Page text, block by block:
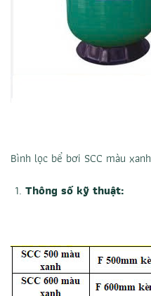
Bình lọc bể bơi SCC màu xanh
Thông số kỹ thuật: